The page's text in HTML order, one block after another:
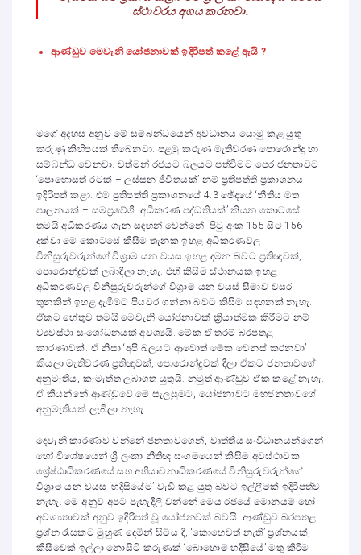
ස්ථාවරය අගය කරනවා.
ආණ්ඩුව මෙවැනි යෝජනාවක් ඉදිරිපත් කළේ ඇයි ?
මගේ අදහස අනුව මේ සම්බන්ධයෙන් අවධානය යොමු කළ යුතු
කරුණු කිහිපයක් තිබෙනවා. පළමු කරුණ මැතිවරණ පොරොන්දු හා
සම්බන්ධ වෙනවා. වත්මන් රජයට බලයට පත්වීමට පෙර ජනතාවට
‘පොහොසත් රටක් – ලස්සන ජීවිතයක්’ නම් ප්‍රතිපත්ති ප්‍රකාශනය
ඉදිරිපත් කළා. එම ප්‍රතිපත්ති ප්‍රකාශනයේ 4.3 ඡේදයේ ‘නීතිය මත
පාලනයක් – සමප්‍රවේශී අධිකරණ පද්ධතියක්’ කියන කොටසේ
තමයි අධිකරණය ගැන සඳහන් වෙන්නේ. පිටු අංක 155 සිට 156
දක්වා මේ කොටසේ කිසිම තැනක ඉහළ අධිකරණවල
විනිසුරුවරුන්ගේ විශ්‍රාම යන වයස ඉහළ දමන බවට ප්‍රතිඥාවක්,
පොරොන්දුවක් ලබාදීලා නැහැ. එහි කිසිම ස්ථානයක ඉහළ
අධිකරණවල විනිසුරුවරුන්ගේ විශ්‍රාම යන වයස් සීමාව වසර
තුනකින් ඉහළ දැමීමට පියවර ගන්නා බවට කිසිම සඳහනක් නැහැ.
ඒකට හේතුව තමයි මෙවැනි යෝජනාවක් ක්‍රියාත්මක කිරීමට නම්
ව්‍යවස්ථා සංශෝධනයක් අවශ්‍යයි. මේක ඒ තරම් බරපතළ
කාරණාවක්. ඒ නිසා ‘අපි බලයට ආවොත් මේක වෙනස් කරනවා’
කියලා මැතිවරණ ප්‍රතිඥාවක්, පොරොන්දුවක් දීලා ඒකට ජනතාවගේ
අනුමැතිය, කැමැත්ත ලබාගත යුතුයි. නමුත් ආණ්ඩුව ඒක කළේ නැහැ.
ඒ කියන්නේ ආණ්ඩුවේ මේ සැලසුමට, යෝජනාවට මහජනතාවගේ
අනුමැතියක් ලැබිලා නැහැ.
දෙවැනි කාරණාව වන්නේ ජනතාවගෙන්, වෘත්තීය සංවිධානයන්ගෙන්
හෝ විශේෂයෙන් ශ්‍රී ලංකා නීතිඥ සංගමයෙන් කිසිම අවස්ථාවක
ශ්‍රේෂ්ඨාධිකරණයේ සහ අභියාචනාධිකරණයේ විනිසුරුවරුන්ගේ
විශ්‍රාම යන වයස ‘හදිසියේම’ වැඩි කළ යුතු බවට ඉල්ලීමක් ඉදිරිපත්ව
නැහැ. මේ අනුව අපට පැහැදිලි වන්නේ මෙය රජයේ මොනයම් හෝ
අවශ්‍යතාවක් අනුව ඉදිරිපත් වූ යෝජනවක් බවයි. ආණ්ඩුව බරපතළ
ප්‍රශ්න රැසකට මුහුණ දෙමින් සිටිය දී, ‘කොහෙවත් නැති’ ප්‍රශ්නයක්,
කිසිවෙක් ඉල්ලා නොසිටි කරුණක් ‘බොහොම හදිසියේ’ මතු කිරීම